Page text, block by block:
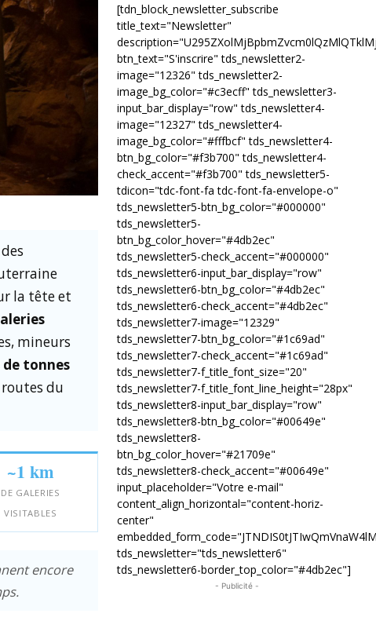
la tête et
mineurs
tonnes
du
~1 km
DE GALERIES
VISITABLES
encore
[tdn_block_newsletter_subscribe
title_text="Newsletter"
btn_text="S'inscrire" tds_newsletter2-
image="12326" tds_newsletter2-
image_bg_color="#c3ecff" tds_newsletter3-
input_bar_display="row" tds_newsletter4-
image="12327" tds_newsletter4-
image_bg_color="#fffbcf" tds_newsletter4-
btn_bg_color="#f3b700" tds_newsletter4-
check_accent="#f3b700" tds_newsletter5-
tdicon="tdc-font-fa tdc-font-fa-envelope-o"
tds_newsletter5-btn_bg_color="#000000"
tds_newsletter5-
btn_bg_color_hover="#4db2ec"
tds_newsletter5-check_accent="#000000"
tds_newsletter6-input_bar_display="row"
tds_newsletter6-btn_bg_color="#4db2ec"
tds_newsletter6-check_accent="#4db2ec"
tds_newsletter7-image="12329"
tds_newsletter7-btn_bg_color="#1c69ad"
tds_newsletter7-check_accent="#1c69ad"
tds_newsletter7-f_title_font_size="20"
tds_newsletter7-f_title_font_line_height="28px"
tds_newsletter8-input_bar_display="row"
tds_newsletter8-btn_bg_color="#00649e"
tds_newsletter8-
btn_bg_color_hover="#21709e"
tds_newsletter8-check_accent="#00649e"
input_placeholder="Votre e-mail"
content_align_horizontal="content-horiz-
center"
tds_newsletter="tds_newsletter6"
tds_newsletter6-border_top_color="#4db2ec"]
- Publicité -